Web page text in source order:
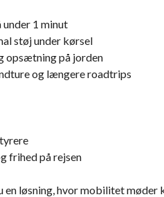
1 minut
støj under kørsel
opsætning på jorden
og længere roadtrips
frihed på rejsen
en løsning, hvor mobilitet